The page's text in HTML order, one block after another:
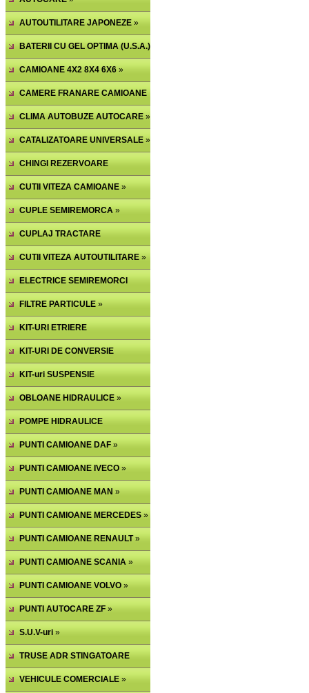
AUTOUTILITARE JAPONEZE »
BATERII CU GEL OPTIMA (U.S.A.)
CAMIOANE 4X2 8X4 6X6 »
CAMERE FRANARE CAMIOANE
» CLIMA AUTOBUZE AUTOCARE »
CATALIZATOARE UNIVERSALE »
CHINGI REZERVOARE
ACCESORII
CUTII VITEZA CAMIOANE »
CUPLE SEMIREMORCA »
CUPLAJ TRACTARE
SEMIREMORCA»
CUTII VITEZA AUTOUTILITARE »
ELECTRICE SEMIREMORCI
FILTRE PARTICULE »
KIT-URI ETRIERE
CAMIOANE,AXE»
KIT-URI DE CONVERSIE
AMBREIAJ
KIT-uri SUSPENSIE
PNEUMATICA
OBLOANE HIDRAULICE »
POMPE HIDRAULICE
PUNTI CAMIOANE DAF »
PUNTI CAMIOANE IVECO »
PUNTI CAMIOANE MAN »
PUNTI CAMIOANE MERCEDES »
PUNTI CAMIOANE RENAULT»
PUNTI CAMIOANE SCANIA »
PUNTI CAMIOANE VOLVO »
PUNTI AUTOCARE ZF »
S.U.V-uri »
TRUSE ADR STINGATOARE
VEHICULE COMERCIALE »